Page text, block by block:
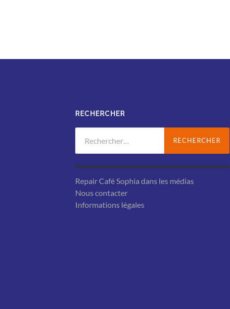
RECHERCHER
Repair Café Sophia dans les médias
Nous contacter
Informations légales